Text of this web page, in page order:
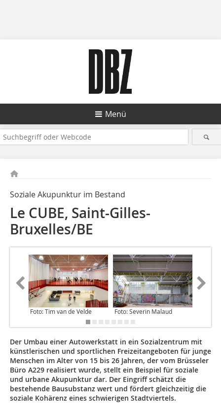
Menü
Soziale Akupunktur im Bestand
Le CUBE, Saint-Gilles-
Bruxelles/BE
Foto: Tim van de Velde Foto: Severin Malaud
Der Umbau einer Autowerkstatt in ein Sozialzentrum mit
künstlerischen und sportlichen Freizeitangeboten für junge
Menschen im Alter von 15 bis 26 Jahren, der vom Brüsseler
Büro A229 realisiert wurde, stellt ein Beispiel für soziale
und urbane Akupunktur dar. Der Eingriff schätzt die
bestehende Bausubstanz wert und fördert gleichzeitig die
soziale Kohärenz eines schwierigen Stadtviertels.